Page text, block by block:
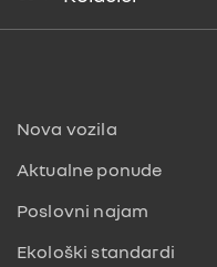
Nova vozila
Aktualne ponude
Poslovni najam
Ekološki standardi